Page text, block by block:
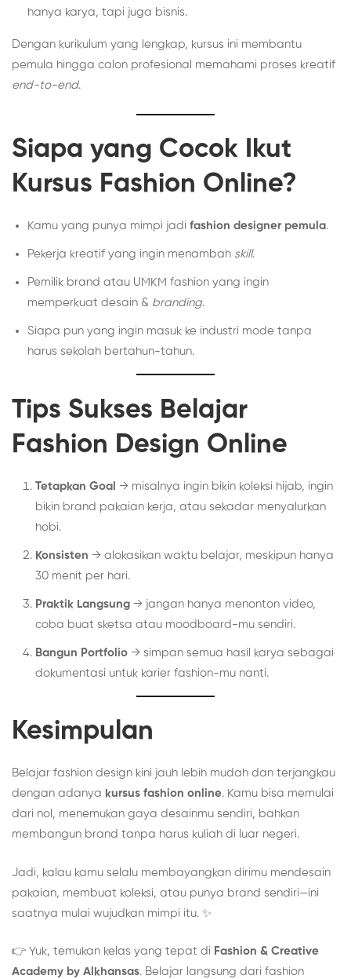
hanya karya, tapi juga bisnis.
Dengan kurikulum yang lengkap, kursus ini membantu
pemula hingga calon profesional memahami proses kreatif
end-to-end.
Siapa yang Cocok Ikut
Kursus Fashion Online?
Kamu yang punya mimpi jadi fashion designer pemula.
Pekerja kreatif yang ingin menambah skill.
Pemilik brand atau UMKM fashion yang ingin
memperkuat desain & branding.
Siapa pun yang ingin masuk ke industri mode tanpa
harus sekolah bertahun-tahun.
Tips Sukses Belajar
Fashion Design Online
Tetapkan Goal → misalnya ingin bikin koleksi hijab, ingin
bikin brand pakaian kerja, atau sekadar menyalurkan
hobi.
Konsisten → alokasikan waktu belajar, meskipun hanya
30 menit per hari.
Praktik Langsung → jangan hanya menonton video,
coba buat sketsa atau moodboard-mu sendiri.
Bangun Portfolio → simpan semua hasil karya sebagai
dokumentasi untuk karier fashion-mu nanti.
Kesimpulan
Belajar fashion design kini jauh lebih mudah dan terjangkau
dengan adanya kursus fashion online. Kamu bisa memulai
dari nol, menemukan gaya desainmu sendiri, bahkan
membangun brand tanpa harus kuliah di luar negeri.
Jadi, kalau kamu selalu membayangkan dirimu mendesain
pakaian, membuat koleksi, atau punya brand sendiri—ini
saatnya mulai wujudkan mimpi itu. ✨
👉 Yuk, temukan kelas yang tepat di Fashion & Creative
Academy by Alkhansas. Belajar langsung dari fashion